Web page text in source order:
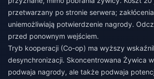
przetwarzany po stronie serwera;
uniemożliwiają potwierdzenie nagrody.
przed ponownym wejściem.
Tryb kooperacji (Co-op) ma wyższy
desynchronizacji. Skoncentrowana Żywica
podwaja nagrody, ale także podwaja